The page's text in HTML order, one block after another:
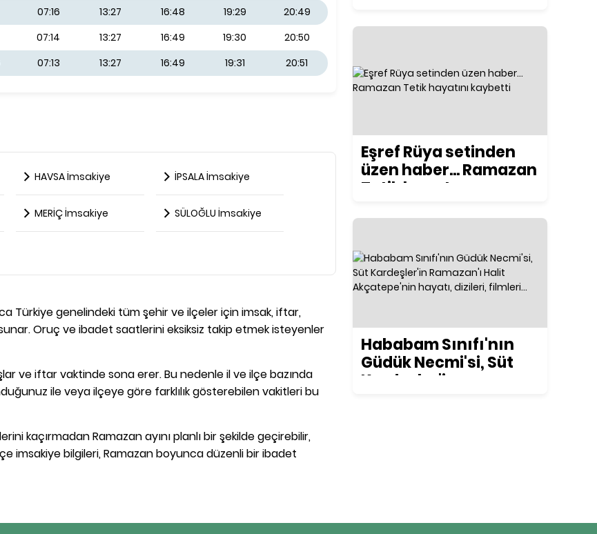
07:16 13:27 16:48 19:29
20:49
07:14 13:27 16:49 19:30
20:50
07:13 13:27 16:49 19:31 20:51
HAVSA İmsakiye İPSALA İmsakiye
MERİÇ İmsakiye SÜLOĞLU İmsakiye
Türkiye genelindeki tüm şehir ve ilçeler için imsak, iftar,
Oruç ve ibadet saatlerini eksiksiz takip etmek isteyenler
ve iftar vaktinde sona erer. Bu nedenle il ve ilçe bazında
ile veya ilçeye göre farklılık gösterebilen vakitleri bu
kaçırmadan Ramazan ayını planlı bir şekilde geçirebilir,
imsakiye bilgileri, Ramazan boyunca düzenli bir ibadet
konuşuluyor
Eşref Rüya setinden
üzen haber... Ramazan
Tetik hayatını
Hababam Sınıfı'nın
Güdük Necmi'si, Süt
Kardeşler'in